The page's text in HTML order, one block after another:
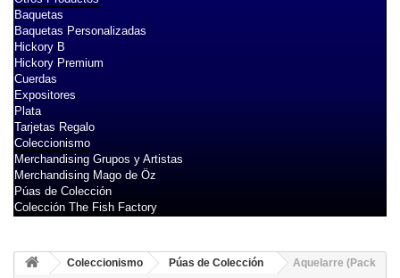
Baquetas
Baquetas Personalizadas
Hickory B
Hickory Premium
Cuerdas
Expositores
Plata
Tarjetas Regalo
Coleccionismo
Merchandising Grupos y Artistas
Merchandising Mago de Öz
Púas de Colección
Colección The Fish Factory
Coleccionismo Púas de Colección
Aquelarre (Pack